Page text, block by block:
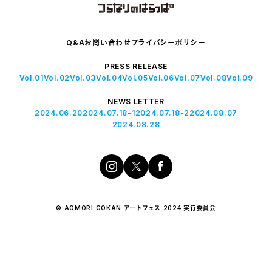
Q&Aお問い合わせ プライバシーポリシー
PRESS RELEASE
Vol.01Vol.02Vol.03Vol.04Vol.05Vol.06Vol.07Vol.08Vol.09
NEWS LETTER
2024.06.202024.07.18-12024.07.18-2 2024.08.07
2024.08.28
© AOMORI GOKAN アートフェス 2024 実行委員会